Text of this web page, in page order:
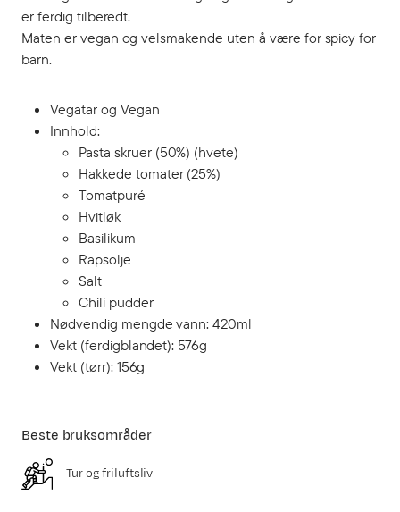
er ferdig tilberedt.
Maten er vegan og velsmakende uten å være for spicy for
barn.
Vegatar og Vegan
Innhold:
Pasta skruer (50%) (hvete)
Hakkede tomater (25%)
Tomatpuré
Hvitløk
Basilikum
Rapsolje
Salt
Chili pudder
Nødvendig mengde vann: 420ml
Vekt (ferdigblandet): 576g
Vekt (tørr): 156g
Beste bruksområder
Tur og friluftsliv